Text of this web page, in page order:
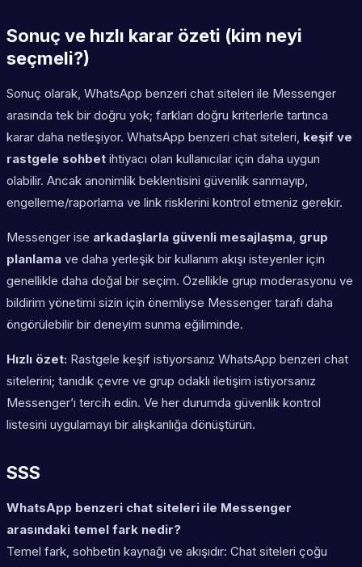
Sonuç ve hızlı karar özeti (kim neyi
seçmeli?)
Sonuç olarak, WhatsApp benzeri chat siteleri ile Messenger
arasında tek bir doğru yok; farkları doğru kriterlerle tartınca
karar daha netleşiyor. WhatsApp benzeri chat siteleri, keşif ve
rastgele sohbet ihtiyacı olan kullanıcılar için daha uygun
olabilir. Ancak anonimlik beklentisini güvenlik sanmayıp,
engelleme/raporlama ve link risklerini kontrol etmeniz gerekir.
Messenger ise arkadaşlarla güvenli mesajlaşma, grup
planlama ve daha yerleşik bir kullanım akışı isteyenler için
genellikle daha doğal bir seçim. Özellikle grup moderasyonu ve
bildirim yönetimi sizin için önemliyse Messenger tarafı daha
öngörülebilir bir deneyim sunma eğiliminde.
Hızlı özet: Rastgele keşif istiyorsanız WhatsApp benzeri chat
sitelerini; tanıdık çevre ve grup odaklı iletişim istiyorsanız
Messenger’ı tercih edin. Ve her durumda güvenlik kontrol
listesini uygulamayı bir alışkanlığa dönüştürün.
SSS
WhatsApp benzeri chat siteleri ile Messenger
arasındaki temel fark nedir?
Temel fark, sohbetin kaynağı ve akışıdır: Chat siteleri çoğu